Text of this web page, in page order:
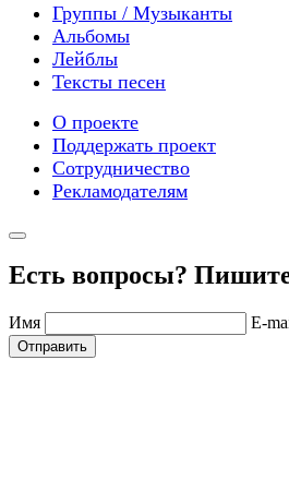
Группы / Музыканты
Альбомы
Лейблы
Тексты песен
О проекте
Поддержать проект
Сотрудничество
Рекламодателям
Есть вопросы?
Имя E-